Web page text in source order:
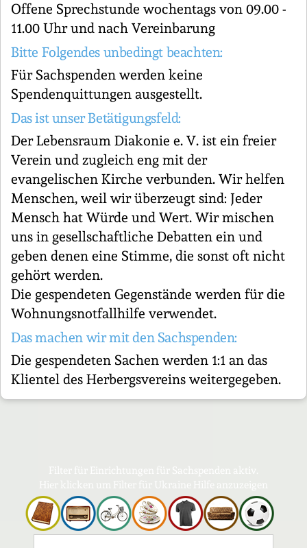
Offene Sprechstunde wochentags von 09.00 -
11.00 Uhr und nach Vereinbarung
Bitte Folgendes unbedingt beachten:
Für Sachspenden werden keine
Spendenquittungen ausgestellt.
Das ist unser Betätigungsfeld:
Der Lebensraum Diakonie e. V. ist ein freier
Verein und zugleich eng mit der
evangelischen Kirche verbunden. Wir helfen
Menschen, weil wir überzeugt sind: Jeder
Mensch hat Würde und Wert. Wir mischen
uns in gesellschaftliche Debatten ein und
geben denen eine Stimme, die sonst oft nicht
gehört werden.
Die gespendeten Gegenstände werden für die
Wohnungsnotfallhilfe verwendet.
Das machen wir mit den Sachspenden:
Die gespendeten Sachen werden 1:1 an das
Klientel des Herbergsvereins weitergegeben.